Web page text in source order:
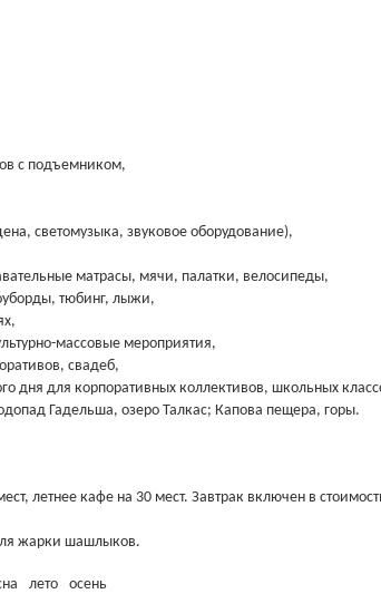
с подъемником,
светомузыка, звуковое оборудование),
матрасы, мячи, палатки, велосипеды,
тюбинг, лыжи,
массовые мероприятия,
свадеб,
дня для корпоративных коллективов, школьных
Гадельша, озеро Талкас; Капова пещера, горы.
летнее кафе на 30 мест. Завтрак включен в
жарки шашлыков.
лето осень